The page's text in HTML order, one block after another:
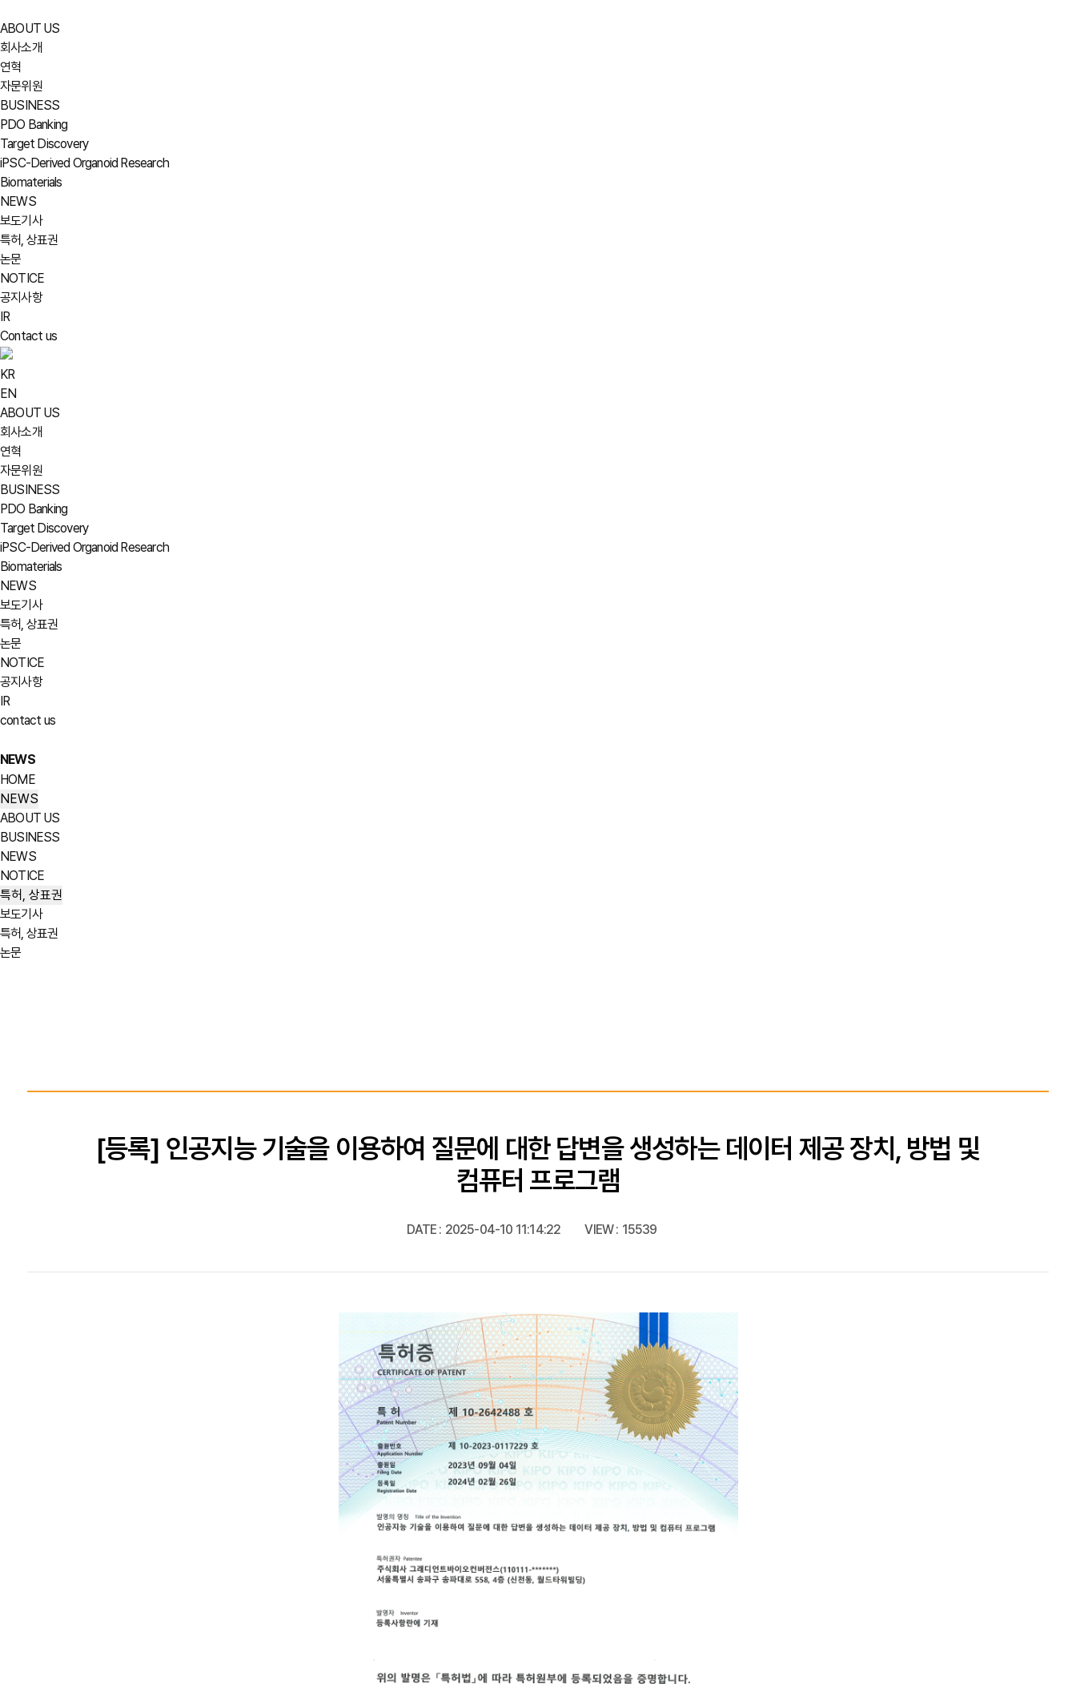
ABOUT US
회사소개
연혁
자문위원
BUSINESS
PDO Banking
Target Discovery
iPSC-Derived Organoid Research
Biomaterials
NEWS
보도기사
특허, 상표권
논문
NOTICE
공지사항
IR
Contact us
KR
EN
ABOUT US
회사소개
연혁
자문위원
BUSINESS
PDO Banking
Target Discovery
iPSC-Derived Organoid Research
Biomaterials
NEWS
보도기사
특허, 상표권
논문
NOTICE
공지사항
IR
contact us
NEWS
HOME
NEWS
ABOUT US
BUSINESS
NEWS
NOTICE
특허, 상표권
보도기사
특허, 상표권
논문
[등록] 인공지능 기술을 이용하여 질문에 대한 답변을 생성하는 데이터 제공 장치, 방법 및
컴퓨터 프로그램
DATE : 2025-04-10 11:14:22 VIEW : 15539